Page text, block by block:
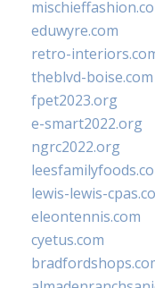
eduwyre.com
retro-
theblvd-boise.com
fpet2023.org
e-smart2022.org
ngrc2022.org
lewis-lewis-
eleontennis.com
cyetus.com